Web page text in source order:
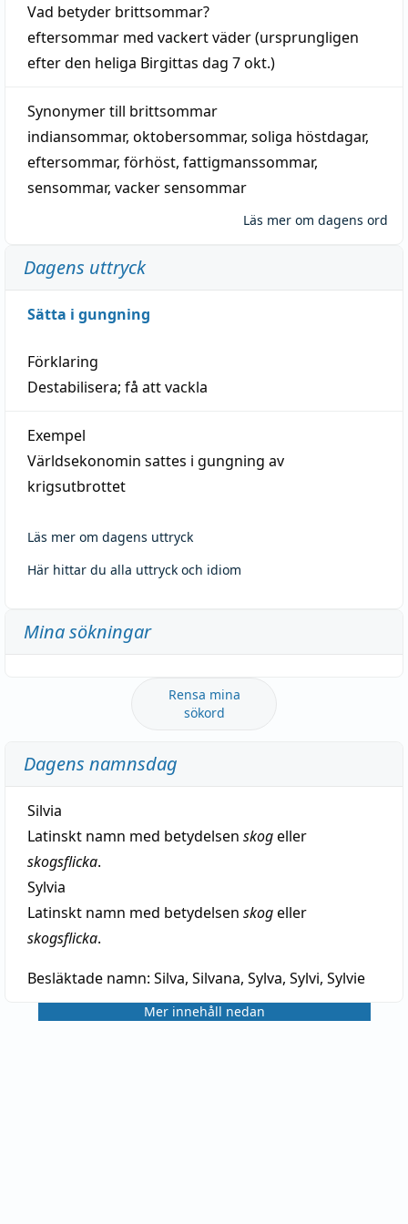
Vad betyder brittsommar?
eftersommar med vackertväder(ursprungligen
efter den heliga Birgittas dag 7 okt.)
Synonymer till brittsommar
indiansommar, oktobersommar, soliga höstdagar,
eftersommar, förhöst, fattigmanssommar,
sensommar, vacker sensommar
Läs mer om dagens ord
Dagens uttryck
Sätta i gungning
Förklaring
Destabilisera; få att vackla
Exempel
Världsekonomin sattes i gungning av
krigsutbrottet
Läs mer om dagens uttryck
Här hittar du alla uttryck och idiom
Mina sökningar
Rensa mina
sökord
Dagens namnsdag
Silvia
Latinskt namn med betydelsen skogeller
skogsflicka.
Sylvia
Latinskt namn med betydelsen skogeller
skogsflicka.
Besläktade namn: Silva, Silvana, Sylva, Sylvi, Sylvie
Mer innehåll nedan